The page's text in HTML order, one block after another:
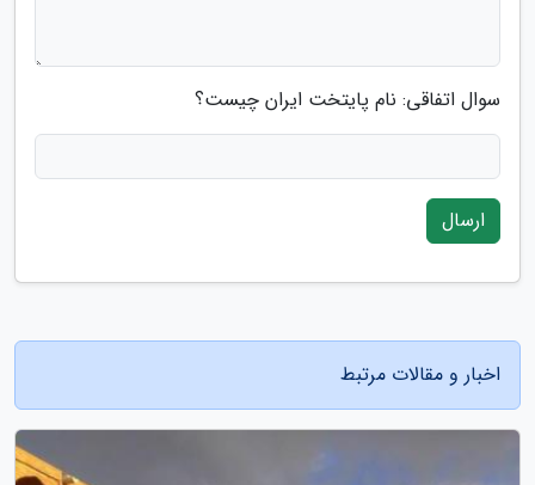
سوال اتفاقی: نام پایتخت ایران چیست؟
ارسال
اخبار و مقالات مرتبط